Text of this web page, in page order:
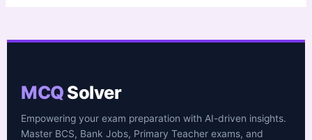
MCQSolver
Empowering your exam preparation with AI-driven insights.
Master BCS, Bank Jobs, Primary Teacher exams, and